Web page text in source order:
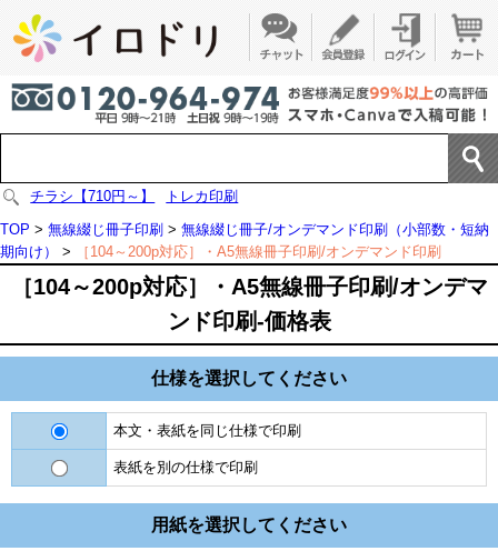
チラシ【710円～】
トレカ印刷
TOP > 無線綴じ冊子印刷 > 無線綴じ冊子/オンデマンド印刷（小部数・短納
期向け）
> ［104～200p対応］・A5無線冊子印刷/オンデマンド印刷
［104～200p対応］・A5無線冊子印刷/オンデマ
ンド印刷-価格表
仕様を選択してください
本文・表紙を同じ仕様で印刷
表紙を別の仕様で印刷
用紙を選択してください